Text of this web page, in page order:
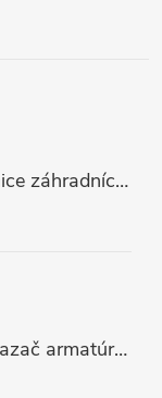
EXTOL PREMIUM 8872105 Nožnice záhradnícke dlhé úzke, 200mm, max. prestrih Ø6mm
EXTOL INDUSTRIAL 8791861 Viazač armatúr aku Share20V, bez aku, drôt 0,8mm, oko 8-34mm, bezuhlíkový motor